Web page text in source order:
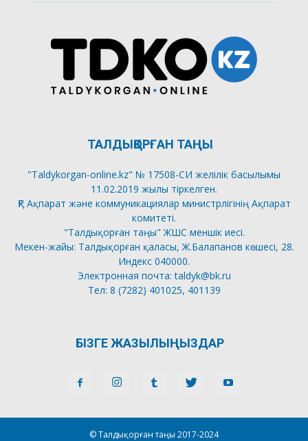
ТАЛДЫҚОРҒАН ТАҢЫ
"Taldykorgan-online.kz" № 17508-СИ желілік басылымы
11.02.2019 жылы тіркелген.
ҚР Ақпарат және коммуникациялар министрлігінің Ақпарат
комитеті.
"Талдықорған таңы" ЖШС меншік иесі.
Мекен-жайы: Талдықорған қаласы, Ж.Балапанов көшесі, 28.
Индекс 040000.
Электронная почта: taldyk@bk.ru
Тел: 8 (7282) 401025, 401139
БІЗГЕ ЖАЗЫЛЫҢЫЗДАР
© Талдықорған таңы 2017-2024